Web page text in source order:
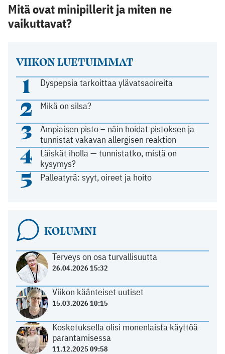
VIIKON LUETUIMMAT
1 Dyspepsia tarkoittaa ylävatsaoireita
2 Mikä on silsa?
3
Ampiaisen pisto – näin hoidat pistoksen ja
tunnistat vakavan allergisen reaktion
4
Läiskät iholla — tunnistatko, mistä on
kysymys?
5 Palleatyrä: syyt, oireet ja hoito
KOLUMNI
Terveys on osa turvallisuutta
26.04.2026 15:32
Viikon käänteiset uutiset
15.03.2026 10:15
Kosketuksella olisi monenlaista käyttöä
parantamisessa
11.12.2025 09:58
Mitä ovat minipillerit ja miten ne
vaikuttavat?